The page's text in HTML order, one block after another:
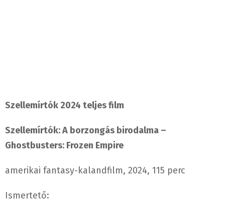
Szellemírtók 2024 teljes film
Szellemírtók: A borzongás birodalma –
Ghostbusters: Frozen Empire
amerikai fantasy-kalandfilm, 2024, 115 perc
Ismertető: